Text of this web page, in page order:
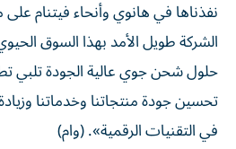
نفذناها في هانوي وأنحاء فيتنام
الشركة طويل الأمد بهذا السوق
حلول شحن جوي عالية الجودة تلبي
تحسين جودة منتجاتنا وخدماتنا
في التقنيات الرقمية». (وام)